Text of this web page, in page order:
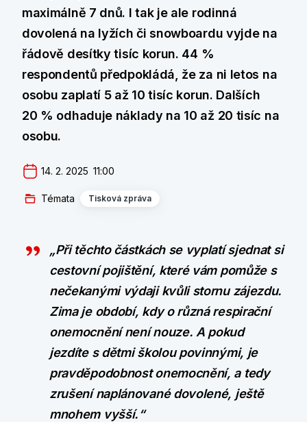
maximálně 7 dnů. I tak je ale rodinná
dovolená na lyžích či snowboardu vyjde na
řádově desítky tisíc korun. 44 %
respondentů předpokládá, že za ni letos na
osobu zaplatí 5 až 10 tisíc korun. Dalších
20 % odhaduje náklady na 10 až 20 tisíc na
osobu.
14. 2. 2025  11:00
Témata Tisková zpráva
„Při těchto částkách se vyplatí sjednat si
cestovní pojištění, které vám pomůže s
nečekanými výdaji kvůli stornu zájezdu.
Zima je období, kdy o různá respirační
onemocnění není nouze. A pokud
jezdíte s dětmi školou povinnými, je
pravděpodobnost onemocnění, a tedy
zrušení naplánované dovolené, ještě
mnohem vyšší.“